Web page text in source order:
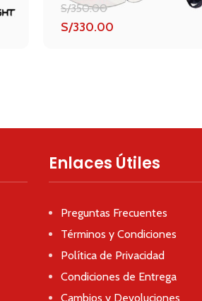
S/350.00
El
precio
S/330.00
Enlaces Útiles
Preguntas Frecuentes
Términos y Condiciones
Política de Privacidad
Condiciones de Entrega
Cambios y Devoluciones